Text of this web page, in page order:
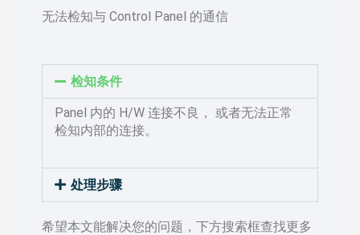
无法检知与 Control Panel 的通信
检知条件
Panel 内的 H/W 连接不良， 或者无法正常
检知内部的连接。
处理步骤
希望本文能解决您的问题，下方搜索框查找更多